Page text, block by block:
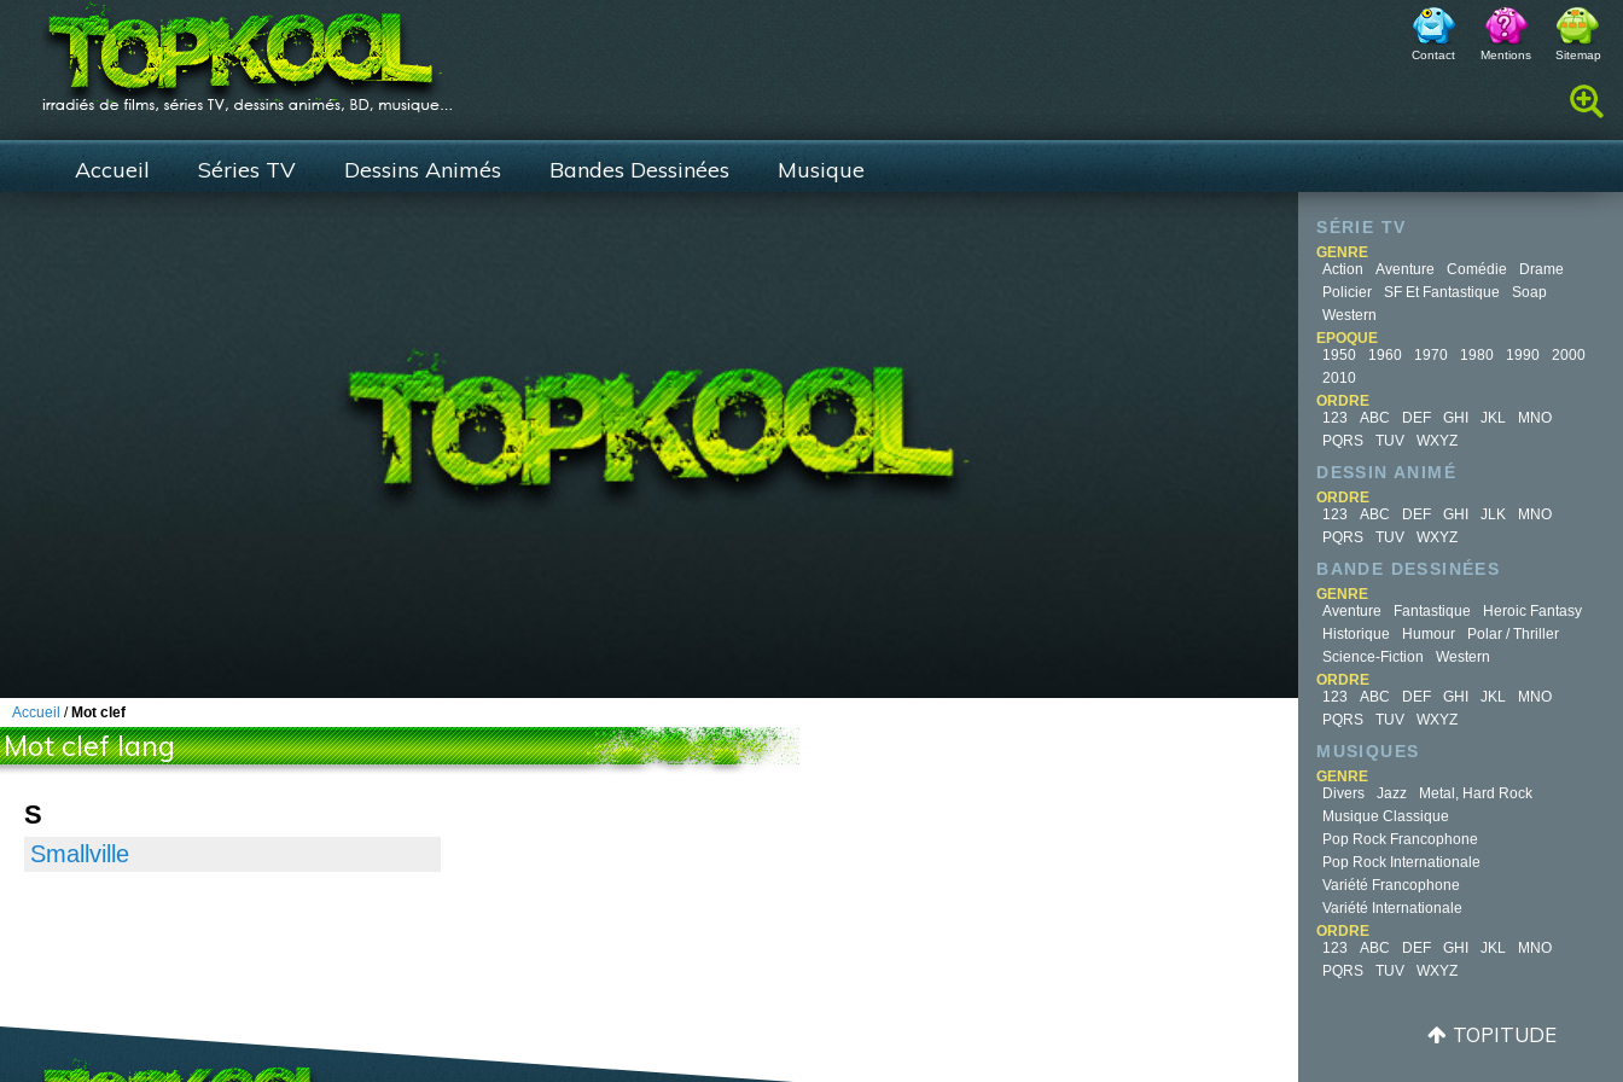
Contact Mentions Sitemap
Rechercher :
Accueil Séries TV Dessins Animés Bandes Dessinées Musique
SÉRIE TV
GENRE
Action
Aventure Comédie
Drame
Policier
SF Et Fantastique
Soap
Western
EPOQUE
1950
1960 1970 1980 1990
2000
2010
ORDRE
123
ABC DEF GHI JKL
MNO
PQRS
TUV WXYZ
DESSIN ANIMÉ
ORDRE
123
ABC DEF GHI JLK
MNO
PQRS
TUV WXYZ
BANDE DESSINÉES
GENRE
Aventure
Fantastique
Heroic Fantasy
Historique
Humour
Polar / Thriller
Science-Fiction
Western
ORDRE
123
ABC DEF GHI JKL
MNO
PQRS
TUV WXYZ
MUSIQUES
GENRE
Divers
Jazz
Metal, Hard Rock
Musique Classique
Pop Rock Francophone
Pop Rock Internationale
Variété Francophone
Variété Internationale
ORDRE
123
ABC DEF GHI JKL
MNO
PQRS
TUV WXYZ
Accueil / Mot clef
Mot clef lang
S
Smallville
TOPITUDE